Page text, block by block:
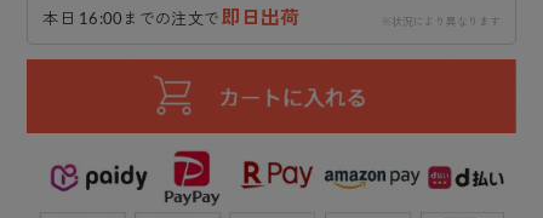
本日 16:00までの注文で 即日出荷